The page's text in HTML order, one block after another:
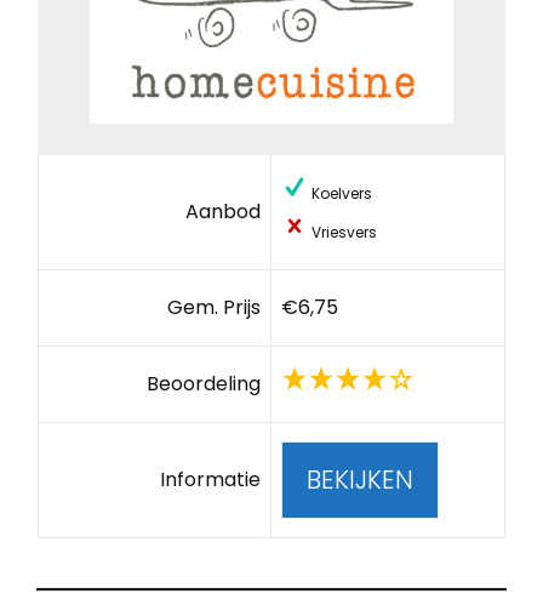
Aanbod
Koelvers
Vriesvers
Gem. Prijs €6,75
Beoordeling
Informatie BEKIJKEN